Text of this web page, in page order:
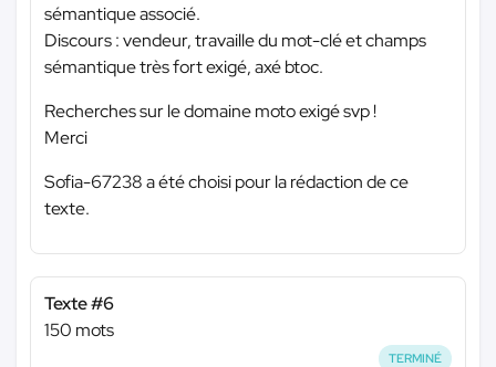
sémantique associé.
Discours : vendeur, travaille du mot-clé et champs
sémantique très fort exigé, axé btoc.
Recherches sur le domaine moto exigé svp !
Merci
Sofia-67238 a été choisi pour la rédaction de ce
texte.
Texte #6
150 mots
TERMINÉ